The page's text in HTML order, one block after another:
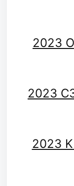
2023
2023
2023